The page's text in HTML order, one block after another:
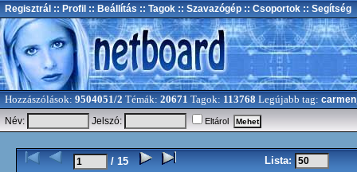
Regisztrál :: Profil :: Beállítás :: Tagok :: Szavazógép :: Csoportok :: Segítség
Hozzászólások: 9504051/2 Témák: 20671 Tagok: 113768 Legújabb tag:
Név:
Jelszó: Eltárol
/ 15 Lista: